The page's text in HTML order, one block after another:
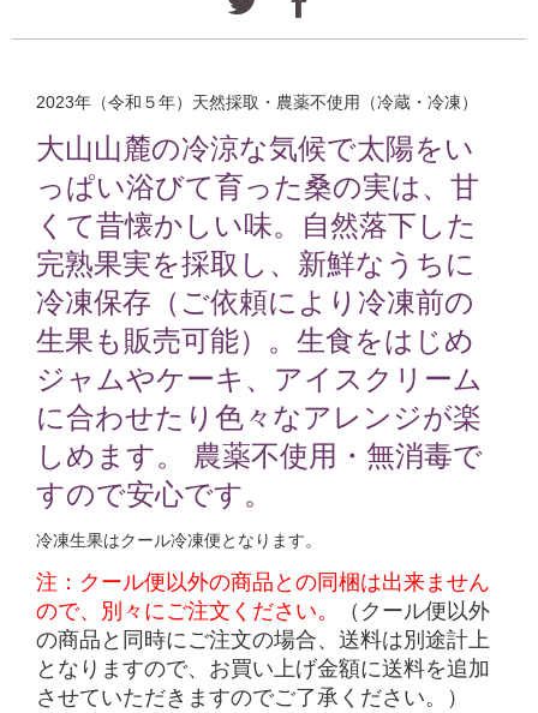
2023年（令和５年）天然採取・農薬不使用（冷蔵・冷凍）
大山山麓の冷涼な気候で太陽をい
っぱい浴びて育った桑の実は、甘
くて昔懐かしい味。自然落下した
完熟果実を採取し、新鮮なうちに
冷凍保存（ご依頼により冷凍前の
生果も販売可能）。生食をはじめ
ジャムやケーキ、アイスクリーム
に合わせたり色々なアレンジが楽
しめます。 農薬不使用・無消毒で
すので安心です。
冷凍生果はクール冷凍便となります。
注：クール便以外の商品との同梱は出来ません
ので、別々にご注文ください。
（クール便以外
の商品と同時にご注文の場合、送料は別途計上
となりますので、お買い上げ金額に送料を追加
させていただきますのでご了承ください。）